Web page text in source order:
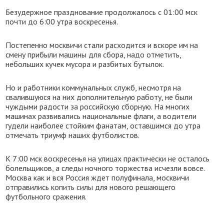
Безудержное празднование продолжалось с 01:00 мск
почти до 6:00 утра воскресенья.
Постепенно москвичи стали расходится и вскоре им на
смену прибыли машины для сбора, надо отметить,
небольших кучек мусора и разбитых бутылок.
Но и работники коммунальных служб, несмотря на
свалившуюся на них дополнительную работу, не были
чуждыми радости за российскую сборную. На многих
машинах развивались национальные флаги, а водители
гудели наиболее стойким фанатам, оставшимся до утра
отмечать триумф наших футболистов.
К 7:00 мск воскресенья на улицах практически не осталось
болельщиков, а следы ночного торжества исчезли вовсе.
Москва как и вся Россия ждет полуфинала, москвичи
отправились копить силы для нового решающего
футбольного сражения.